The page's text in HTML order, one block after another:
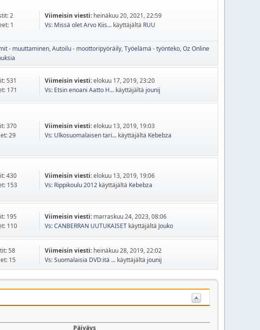
2
1
Viimeisin viesti: heinäkuu 20, 2021, 22:59
Vs: Missä olet Arvo Kiis... käyttäjältä RUU
- muuttaminen Autoilu - moottoripyöräily Työelämä - työnteko Oz Online
531
171
Viimeisin viesti:elokuu 17, 2019, 23:20
Vs: Etsin enoani Aatto H... käyttäjältä jounij
370
29
Viimeisin viesti:elokuu 13, 2019, 19:03
Vs: Ulkosuomalaisen tari... käyttäjältä Kebebza
430
153
Viimeisin viesti:elokuu 13, 2019, 19:06
Vs: Rippikoulu 2012 käyttäjältä Kebebza
195
110
Viimeisin viesti: marraskuu 24, 2023, 08:06
Vs: CANBERRAN UUTUKAISET käyttäjältä Jouko
58
15
Viimeisin viesti: heinäkuu 28, 2019, 22:02
Vs: Suomalaisia DVD:itä ... käyttäjältä jounij
Päiväys